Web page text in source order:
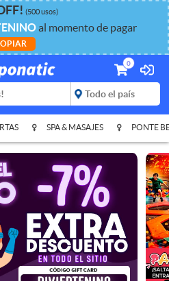
! (500 usos)
al momento de pagar
0
SPA & MASAJES PONTE